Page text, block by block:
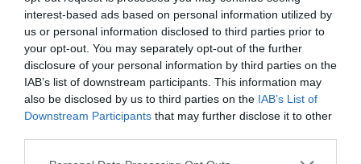
interest-based ads based on personal information utilized by
us or personal information disclosed to third parties prior to
your opt-out. You may separately opt-out of the further
disclosure of your personal information by third parties on the
IAB’s list of downstream participants. This information may
also be disclosed by us to third parties on the IAB’s List of
Downstream Participants that may further disclose it to other
Appel aux lecteurs !
Soutenez Air Journal participezà son
développement !